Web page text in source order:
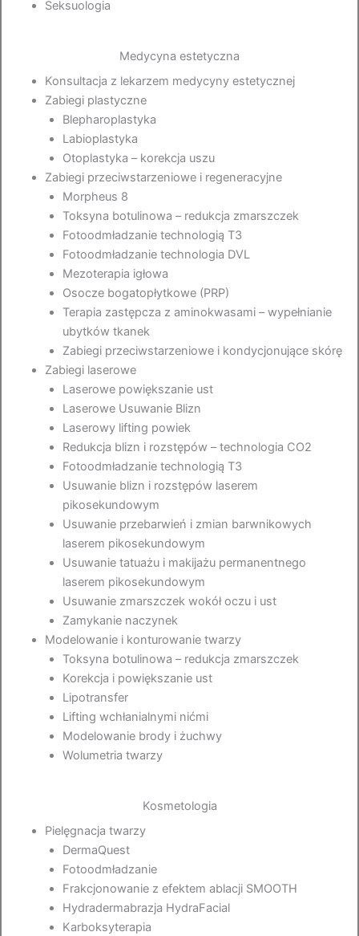
Seksuologia
Medycyna estetyczna
Konsultacja z lekarzem medycyny estetycznej
Zabiegi plastyczne
Blepharoplastyka
Labioplastyka
Otoplastyka – korekcja uszu
Zabiegi przeciwstarzeniowe i regeneracyjne
Morpheus 8
Toksyna botulinowa – redukcja zmarszczek
Fotoodmładzanie technologią T3
Fotoodmładzanie technologia DVL
Mezoterapia igłowa
Osocze bogatopłytkowe (PRP)
Terapia zastępcza z aminokwasami – wypełnianie
ubytków tkanek
Zabiegi przeciwstarzeniowe i kondycjonujące skórę
Zabiegi laserowe
Laserowe powiększanie ust
Laserowe Usuwanie Blizn
Laserowy lifting powiek
Redukcja blizn i rozstępów – technologia CO2
Fotoodmładzanie technologią T3
Usuwanie blizn i rozstępów laserem
pikosekundowym
Usuwanie przebarwień i zmian barwnikowych
laserem pikosekundowym
Usuwanie tatuażu i makijażu permanentnego
laserem pikosekundowym
Usuwanie zmarszczek wokół oczu i ust
Zamykanie naczynek
Modelowanie i konturowanie twarzy
Toksyna botulinowa – redukcja zmarszczek
Korekcja i powiększanie ust
Lipotransfer
Lifting wchłanialnymi nićmi
Modelowanie brody i żuchwy
Wolumetria twarzy
Kosmetologia
Pielęgnacja twarzy
DermaQuest
Fotoodmładzanie
Frakcjonowanie z efektem ablacji SMOOTH
Hydradermabrazja HydraFacial
Karboksyterapia